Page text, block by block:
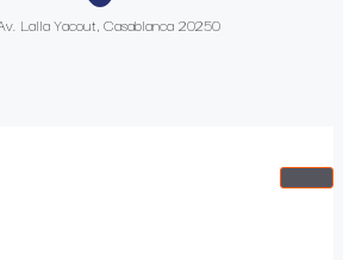
Lalla Yacout, Casablanca 20250